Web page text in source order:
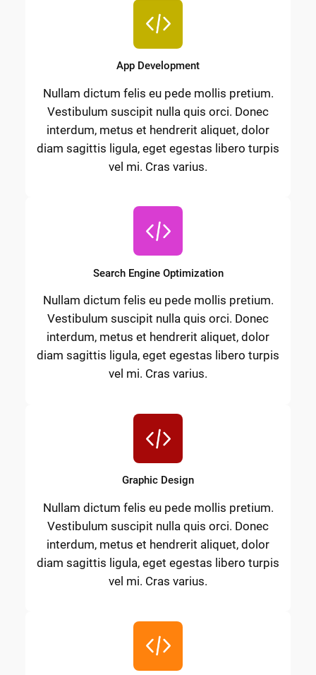
App Development
Nullam dictum felis eu pede mollis pretium.
Vestibulum suscipit nulla quis orci. Donec
interdum, metus et hendrerit aliquet, dolor
diam sagittis ligula, eget egestas libero turpis
vel mi. Cras varius.
Search Engine Optimization
Nullam dictum felis eu pede mollis pretium.
Vestibulum suscipit nulla quis orci. Donec
interdum, metus et hendrerit aliquet, dolor
diam sagittis ligula, eget egestas libero turpis
vel mi. Cras varius.
Graphic Design
Nullam dictum felis eu pede mollis pretium.
Vestibulum suscipit nulla quis orci. Donec
interdum, metus et hendrerit aliquet, dolor
diam sagittis ligula, eget egestas libero turpis
vel mi. Cras varius.